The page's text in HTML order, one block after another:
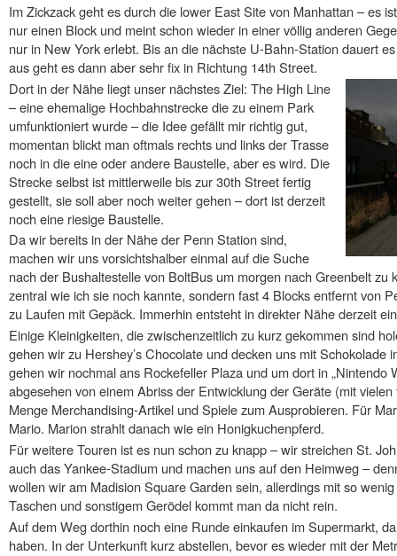
Im Zickzack geht es durch die lower East Site von Manhattan – es
nur einen Block und meint schon wieder in einer völlig anderen
nur in New York erlebt. Bis an die nächste U-Bahn-Station dauert
aus geht es dann aber sehr fix in Richtung 14th Street.
Dort in der Nähe liegt unser nächstes Ziel: The High Line
– eine ehemalige Hochbahnstrecke die zu einem Park
umfunktioniert wurde – die Idee gefällt mir richtig gut,
momentan blickt man oftmals rechts und links der Trasse
noch in die eine oder andere Baustelle, aber es wird. Die
Strecke selbst ist mittlerweile bis zur 30th Street fertig
gestellt, sie soll aber noch weiter gehen – dort ist derzeit
noch eine riesige Baustelle.
Da wir bereits in der Nähe der Penn Station sind,
machen wir uns vorsichtshalber einmal auf die Suche
nach der Bushaltestelle von BoltBus um morgen nach Greenbelt zu
zentral wie ich sie noch kannte, sondern fast 4 Blocks entfernt von
zu Laufen mit Gepäck. Immerhin entsteht in direkter Nähe derzeit
Einige Kleinigkeiten, die zwischenzeitlich zu kurz gekommen sind
gehen wir zu Hershey’s Chocolate und decken uns mit Schokolade
gehen wir nochmal ans Rockefeller Plaza und um dort in „Nintendo
abgesehen von einem Abriss der Entwicklung der Geräte (mit
Menge Merchandising-Artikel und Spiele zum Ausprobieren. Für
Mario. Marion strahlt danach wie ein Honigkuchenpferd.
Für weitere Touren ist es nun schon zu knapp – wir streichen St.
auch das Yankee-Stadium und machen uns auf den Heimweg –
wollen wir am Madision Square Garden sein, allerdings mit so
Taschen und sonstigem Gerödel kommt man da nicht rein.
Auf dem Weg dorthin noch eine Runde einkaufen im Supermarkt,
haben. In der Unterkunft kurz abstellen, bevor es wieder mit der